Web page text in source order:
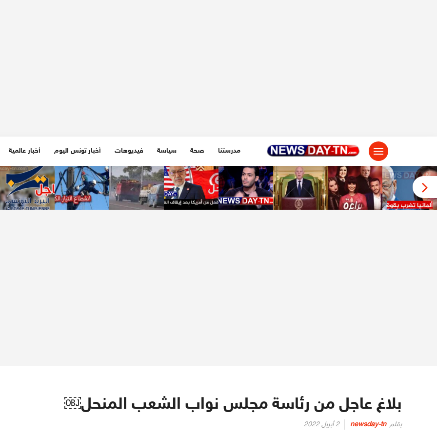
مدرستنا صحة سياسة فيديوهات أخبار تونس اليوم أخبار عالمية
بلاغ عاجل من رئاسة مجلس نواب الشعب المنحل￼
بقلم newsday-tn
Posted
2 أبريل 2022